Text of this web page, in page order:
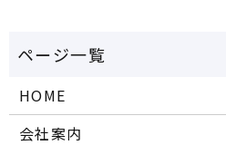
HOME
会社案内